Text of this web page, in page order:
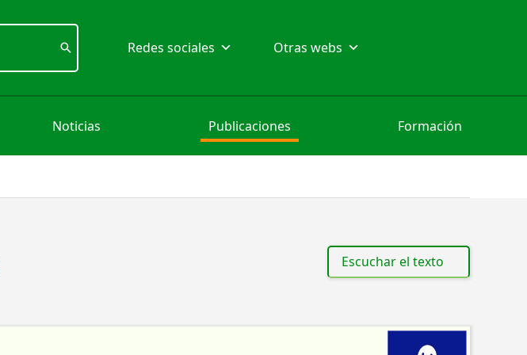
Redes sociales Otras webs
Noticias Publicaciones Formación
Escuchar el texto